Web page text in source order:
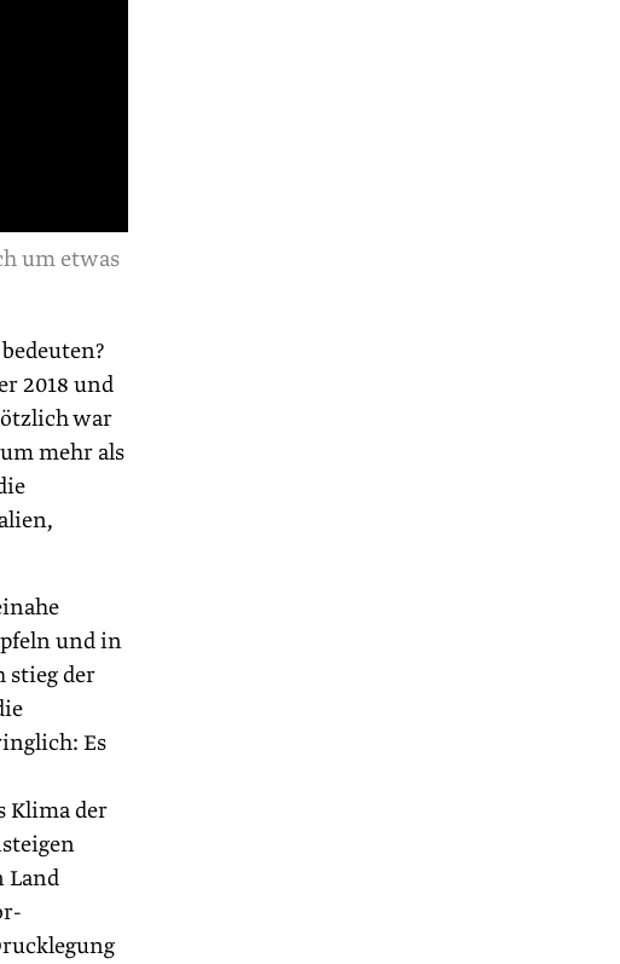
um etwas
2018 und
war
mehr als
und in
stieg der
Es
Klima der
Land